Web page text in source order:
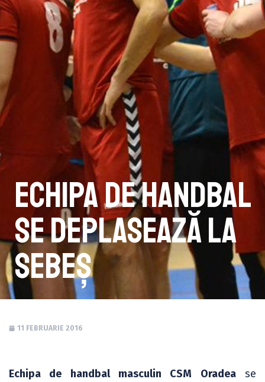
Echipa de handbal
se deplasează la
Sebeș
11 FEBRUARIE 2016
Echipa de handbal masculin CSM Oradease